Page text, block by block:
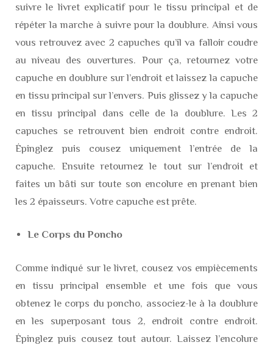
suivre le livret explicatif pour le tissu principal et de
répéter la marche à suivre pour la doublure. Ainsi vous
vous retrouvez avec 2 capuches qu’il va falloir coudre
au niveau des ouvertures. Pour ça, retournez votre
capuche en doublure sur l’endroit et laissez la capuche
en tissu principal sur l’envers. Puis glissez y la capuche
en tissu principal dans celle de la doublure. Les 2
capuches se retrouvent bien endroit contre endroit.
Épinglez puis cousez uniquement l’entrée de la
capuche. Ensuite retournez le tout sur l’endroit et
faites un bâti sur toute son encolure en prenant bien
les 2 épaisseurs. Votre capuche est prête.
Le Corps du Poncho
Comme indiqué sur le livret, cousez vos empiècements
en tissu principal ensemble et une fois que vous
obtenez le corps du poncho, associez-le à la doublure
en les superposant tous 2, endroit contre endroit.
Épinglez puis cousez tout autour. Laissez l’encolure